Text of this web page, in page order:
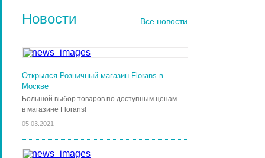
Новости Все новости
Открылся Розничный магазин Florans в
Москве
Большой выбор товаров по доступным ценам
в магазине Florans!
05.03.2021